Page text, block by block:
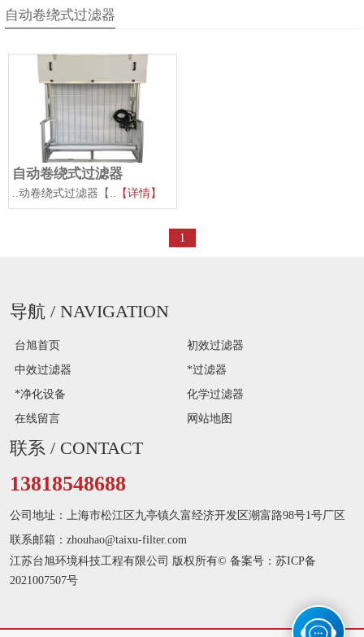
自动卷绕式过滤器
自动卷绕式过滤器
..动卷绕式过滤器【.. 【详情】
1
导航 / NAVIGATION
台旭首页
初效过滤器
中效过滤器
*过滤器
*净化设备
化学过滤器
在线留言
网站地图
联系 / CONTACT
13818548688
公司地址：上海市松江区九亭镇久富经济开发区潮富路98号1号厂区
联系邮箱：zhouhao@taixu-filter.com
江苏台旭环境科技工程有限公司 版权所有© 备案号： 苏ICP备
2021007507号